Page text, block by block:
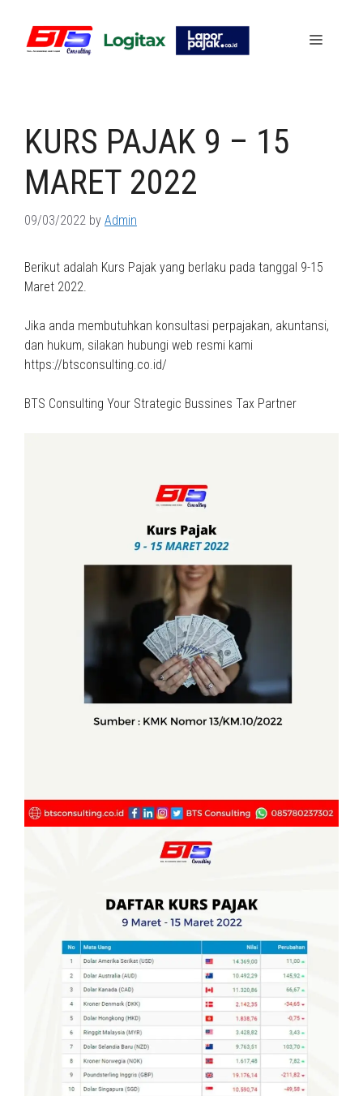
content
Menu
KURS PAJAK 9 – 15
MARET 2022
09/03/2022 by Admin
Berikut adalah Kurs Pajak yang berlaku pada tanggal 9-15
Maret 2022.
Jika anda membutuhkan konsultasi perpajakan, akuntansi,
dan hukum, silakan hubungi web resmi kami
https://btsconsulting.co.id/
BTS Consulting Your Strategic Bussines Tax Partner